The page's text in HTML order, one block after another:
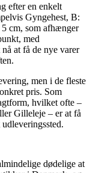
efter en enkelt
Gyngehest, B:
cm, som afhænger
med
at få de nye varer
men i de fleste
pris. Som
hvilket ofte –
Gilleleje – er at få
dødelige at